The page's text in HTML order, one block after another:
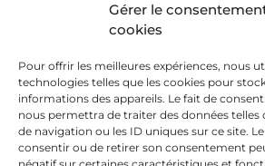
Gérer le
cookies
Pour offrir les meilleures expériences, nous
technologies telles que les cookies pour
informations des appareils. Le fait de
nous permettra de traiter des données
de navigation ou les ID uniques sur ce site.
consentir ou de retirer son consentement
contact@sewi.fr
+590 690 701 655
Mentions
Mentions Légales
CGV
Politique de Cookies